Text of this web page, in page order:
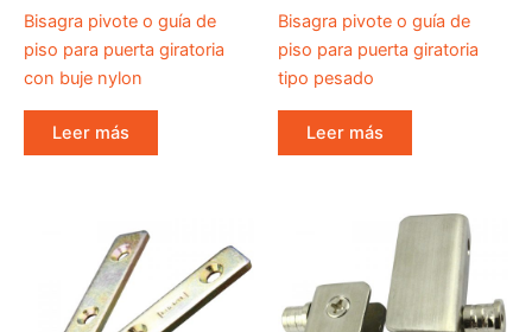
Bisagra pivote o guía de
piso para puerta giratoria
con buje nylon
Leer más
Bisagra pivote o guía de
piso para puerta giratoria
tipo pesado
Leer más